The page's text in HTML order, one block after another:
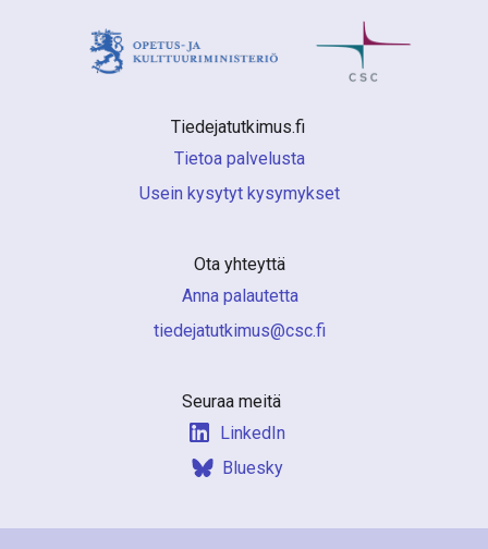
Tiedejatutkimus.fi
Tietoa palvelusta
Usein kysytyt kysymykset
Ota yhteyttä
Anna palautetta
if.csc@sumiktutajedeit
Seuraa meitä
LinkedIn
Bluesky